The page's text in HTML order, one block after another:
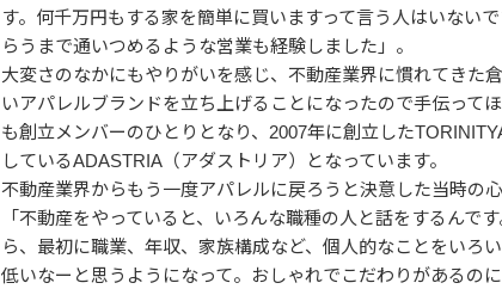
す。何千万円もする家を簡単に買いますって言う人はいない
らうまで通いつめるような営業も経験しました」。
大変さのなかにもやりがいを感じ、不動産業界に慣れてきた
いアパレルブランドを立ち上げることになったので手伝って
も創立メンバーのひとりとなり、2007年に創立した
しているADASTRIA（アダストリア）となっています。
不動産業界からもう一度アパレルに戻ろうと決意した当時の
「不動産をやっていると、いろんな職種の人と話をするんで
ら、最初に職業、年収、家族構成など、個人的なことをいろ
低いなーと思うようになって。おしゃれでこだわりがあるの